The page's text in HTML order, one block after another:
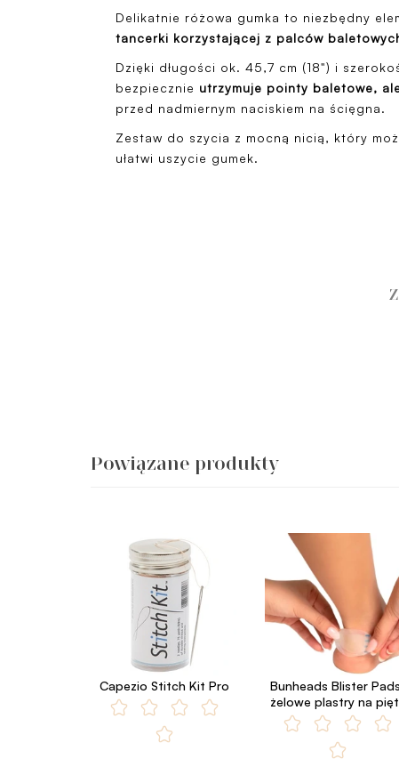
Delikatnie różowa gumka to niezbędny
tancerki korzystającej z palców
Dzięki długości ok. 45,7 cm (18") i
bezpiecznie utrzymuje pointy baletowe,
przed nadmiernym naciskiem na ścięgna.
Zestaw do szycia z mocną nicią, który
ułatwi uszycie gumek.
Powiązane produkty
Capezio Stitch Kit Pro
Bunheads Blister
żelowe plastry na